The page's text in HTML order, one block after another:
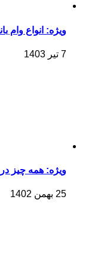
ویژه: انواع وام بانکی
7 تیر 1403
ویژه: همه چیز
25 بهمن 1402